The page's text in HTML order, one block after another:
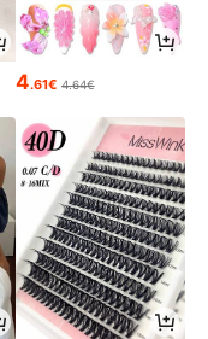
4.61€ 4.64€